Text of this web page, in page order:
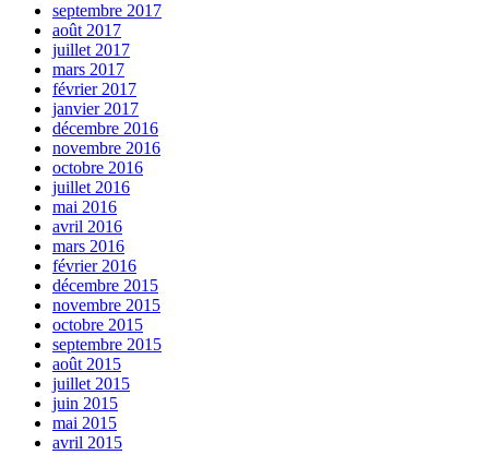
septembre 2017
août 2017
juillet 2017
mars 2017
février 2017
janvier 2017
décembre 2016
novembre 2016
octobre 2016
juillet 2016
mai 2016
avril 2016
mars 2016
février 2016
décembre 2015
novembre 2015
octobre 2015
septembre 2015
août 2015
juillet 2015
juin 2015
mai 2015
avril 2015